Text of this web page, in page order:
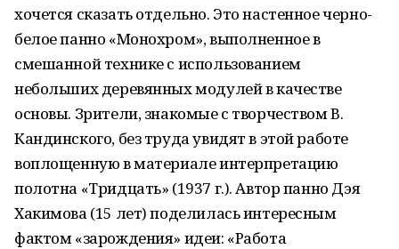
хочется сказать отдельно. Это настенное черно-
белое панно «Монохром», выполненное в
смешанной технике с использованием
небольших деревянных модулей в качестве
основы. Зрители, знакомые с творчеством В.
Кандинского, без труда увидят в этой работе
воплощенную в материале интерпретацию
полотна «Тридцать» (1937 г.). Автор панно Дэя
Хакимова (15 лет) поделилась интересным
фактом «зарождения» идеи: «Работа